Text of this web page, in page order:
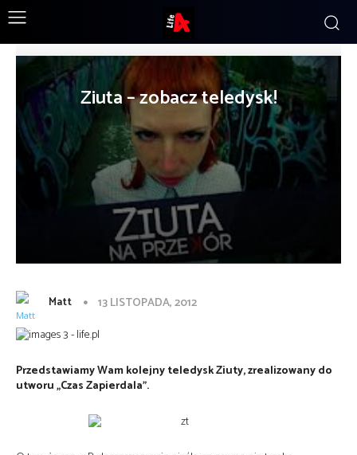
Ziuta – zobacz teledysk!
Matt 13 LISTOPADA, 2012
Przedstawiamy Wam kolejny teledysk Ziuty, zrealizowany do
utworu „Czas Zapierdala”.